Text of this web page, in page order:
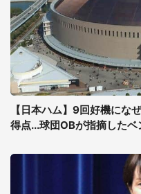
【日本ハム】9回好機にな
得点...球団OBが指摘したベ